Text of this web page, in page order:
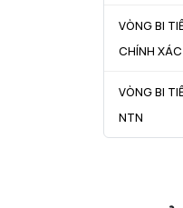
VÒNG BI
CHÍNH
VÒNG BI
NTN